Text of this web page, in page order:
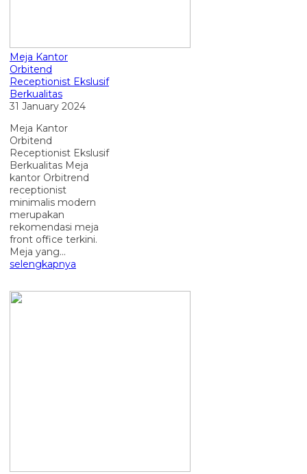
Meja Kantor
Orbitend
Receptionist Ekslusif
Berkualitas
31 January 2024
Meja Kantor
Orbitend
Receptionist Ekslusif
Berkualitas Meja
kantor Orbitrend
receptionist
minimalis modern
merupakan
rekomendasi meja
front office terkini.
Meja yang...
selengkapnya